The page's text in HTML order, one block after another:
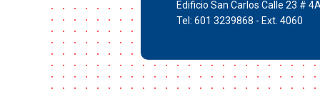
Edificio San Carlos Calle 23 #
Tel: 601 3239868 - Ext. 4060